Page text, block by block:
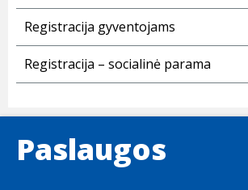
Registracija gyventojams
Registracija – socialinė parama
Paslaugos